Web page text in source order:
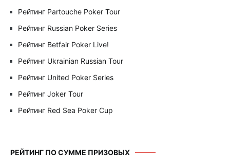
Рейтинг Partouche Poker Tour
Рейтинг Russian Poker Series
Рейтинг Betfair Poker Live!
Рейтинг Ukrainian Russian Tour
Рейтинг United Poker Series
Рейтинг Joker Tour
Рейтинг Red Sea Poker Cup
РЕЙТИНГ ПО СУММЕ ПРИЗОВЫХ